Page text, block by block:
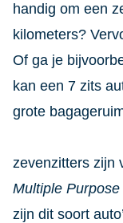
handig om een
kilometers?
Of ga je
kan een 7 zits
grote
zevenzitters zijn
Multiple Purpose
zijn dit soort